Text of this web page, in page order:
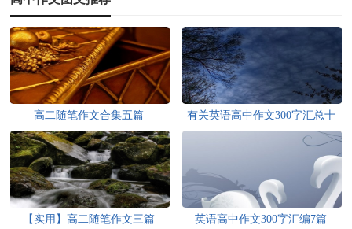
高二随笔作文合集五篇
有关英语高中作文300字汇总十
【实用】高二随笔作文三篇 英语高中作文300字汇编7篇